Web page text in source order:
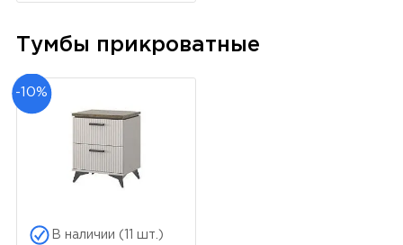
Тумбы прикроватные
-10%
В наличии (11 шт.)